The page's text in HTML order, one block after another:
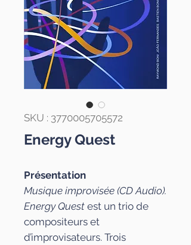
SKU : 3770005705572
Energy Quest
Présentation
Musique improvisée (CD Audio).
Energy Quest est un trio de
compositeurs et
d’improvisateurs. Trois